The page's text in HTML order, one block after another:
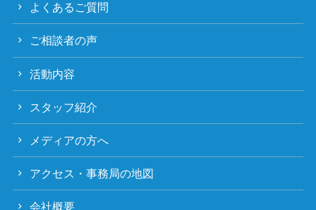
よくあるご質問
ご相談者の声
活動内容
スタッフ紹介
メディアの方へ
アクセス・事務局の地図
会社概要